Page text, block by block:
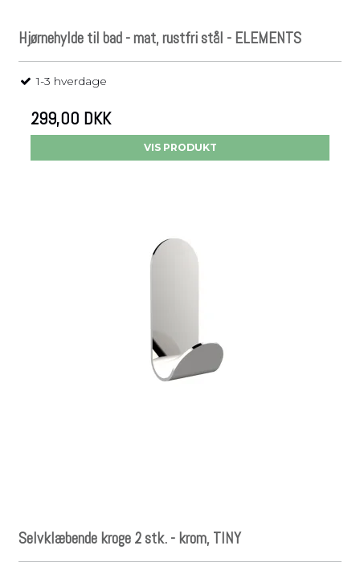
Hjørnehylde til bad - mat, rustfri stål - ELEMENTS
1-3 hverdage
299,00 DKK
VIS PRODUKT
Selvklæbende kroge 2 stk. - krom, TINY